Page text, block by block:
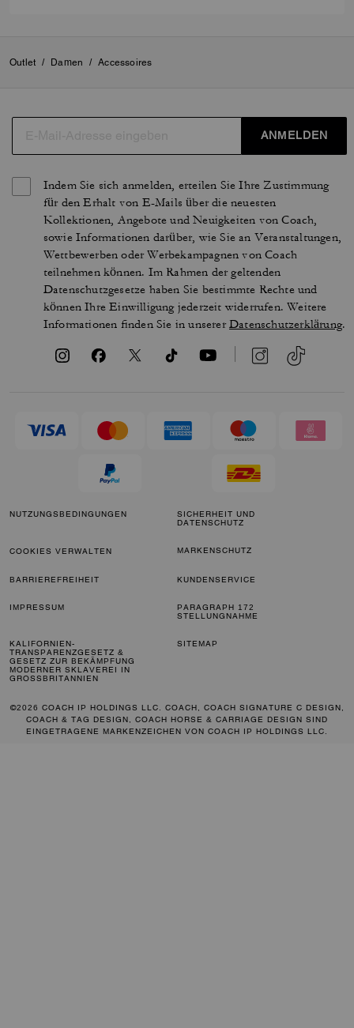
Outlet / Damen / Accessoires
ANMELDEN
Indem Sie sich anmelden, erteilen Sie Ihre Zustimmung
für den Erhalt von E-Mails über die neuesten
Kollektionen, Angebote und Neuigkeiten von Coach,
sowie Informationen darüber, wie Sie an Veranstaltungen,
Wettbewerben oder Werbekampagnen von Coach
teilnehmen können. Im Rahmen der geltenden
Datenschutzgesetze haben Sie bestimmte Rechte und
können Ihre Einwilligung jederzeit widerrufen. Weitere
Informationen finden Sie in unsererDatenschutzerklärung.
NUTZUNGSBEDINGUNGEN
SICHERHEIT UND
DATENSCHUTZ
COOKIES VERWALTEN MARKENSCHUTZ
BARRIEREFREIHEIT KUNDENSERVICE
IMPRESSUM
PARAGRAPH 172
STELLUNGNAHME
KALIFORNIEN-
TRANSPARENZGESETZ &
GESETZ ZUR BEKÄMPFUNG
MODERNER SKLAVEREI IN
GROSSBRITANNIEN
SITEMAP
©2026 COACH IP HOLDINGS LLC. COACH, COACH SIGNATURE C DESIGN,
COACH & TAG DESIGN, COACH HORSE & CARRIAGE DESIGN SIND
EINGETRAGENE MARKENZEICHEN VON COACH IP HOLDINGS LLC.